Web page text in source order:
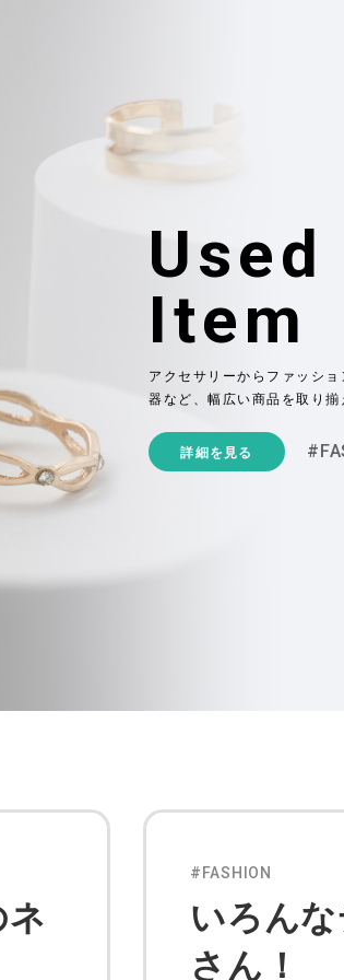
Used
Item
アクセサリーからファッシ
器など、幅広い商品を取り揃
詳細を見る
#FASHION
いろん
さん！